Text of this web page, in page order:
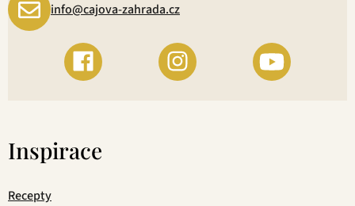
info@cajova-zahrada.cz
Inspirace
Recepty